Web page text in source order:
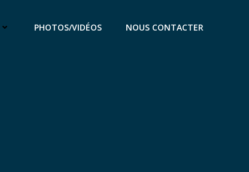
PHOTOS/VIDÉOS NOUS CONTACTER